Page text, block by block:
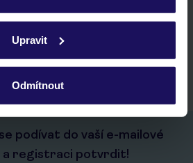
souborech cookie naleznete v
Upravit
Odmítnout
nabídek a možnost jejich sdílení
a naposledy zobrazené nabídky
informace o tvé rezervaci v myTUI
podívat do vaší e-mailové
a registraci potvrdit!